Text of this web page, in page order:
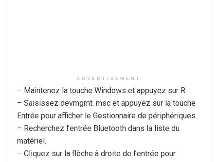
ADVERTISEMENT
– Maintenez la touche Windows et appuyez sur R.
– Saisissez devmgmt. msc et appuyez sur la touche
Entrée pour afficher le Gestionnaire de périphériques.
– Recherchez l’entrée Bluetooth dans la liste du
matériel.
– Cliquez sur la flèche à droite de l’entrée pour